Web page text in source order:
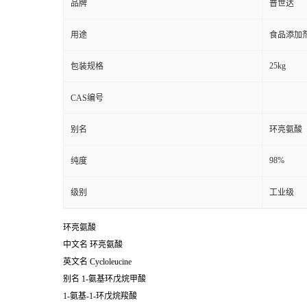
品牌 普世达
用途 食品添加
包装规格 25kg
CAS编号
别名 环亮氨酸
纯度 98%
级别 工业级
环亮氨酸
中文名 环亮氨酸
英文名 Cycloleucine
别名 1-氨基环戊烷甲酸
1-氨基-1-环戊烷羧酸